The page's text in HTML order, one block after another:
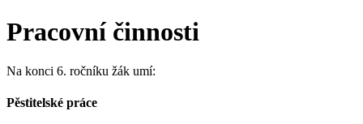
Pracovní činnosti
Na konci 6. ročníku žák umí:
Pěstitelské práce